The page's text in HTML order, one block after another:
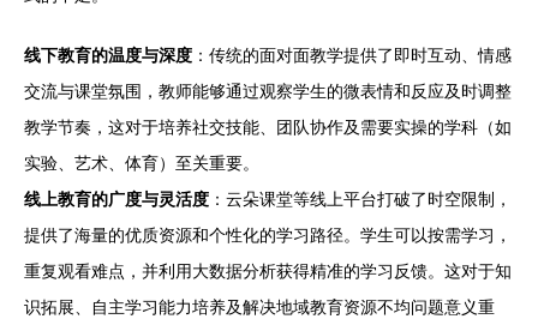
线下教育的温度与深度 ：传统的面对面教学提供了即时互动、情感
交流与课堂氛围，教师能够通过观察学生的微表情和反应及时调整
教学节奏，这对于培养社交技能、团队协作及需要实操的学科（如
实验、艺术、体育）至关重要。
线上教育的广度与灵活度 ：云朵课堂等线上平台打破了时空限制，
提供了海量的优质资源和个性化的学习路径。学生可以按需学习，
重复观看难点，并利用大数据分析获得精准的学习反馈。这对于知
识拓展、自主学习能力培养及解决地域教育资源不均问题意义重